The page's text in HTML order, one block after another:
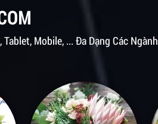
Mobile, ... Đa Dạng Các Ngành